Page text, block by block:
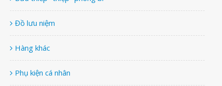
Đồ lưu niệm
Hàng khác
Phụ kiện cá nhân